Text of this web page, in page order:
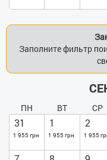
Заполните фильтр
ПН ВТ СР
31
1 955 грн
1
1 955 грн
2
1 955